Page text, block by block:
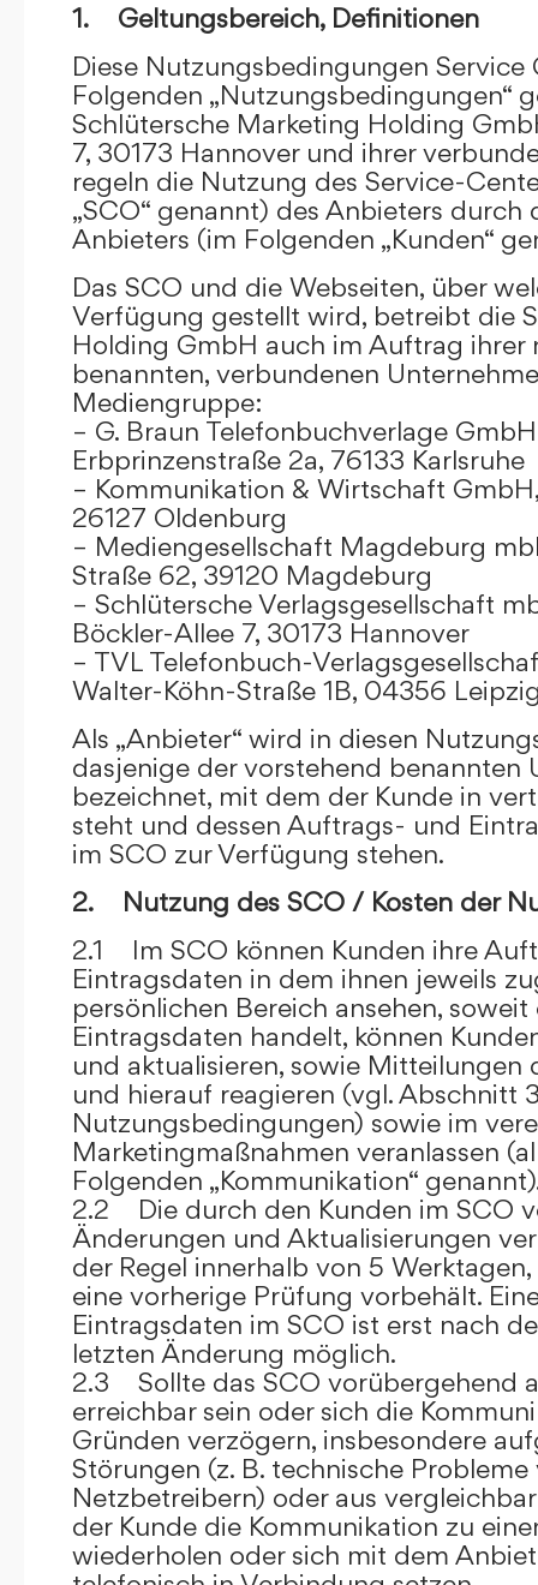
1. Geltungsbereich, Definitionen
Diese Nutzungsbedingungen Service
Folgenden „Nutzungsbedingungen“
Schlütersche Marketing Holding
7, 30173 Hannover und ihrer
regeln die Nutzung des Service-
„SCO“ genannt) des Anbieters durch
Anbieters (im Folgenden „Kunden“
Das SCO und die Webseiten, über
Verfügung gestellt wird, betreibt die
Holding GmbH auch im Auftrag ihrer
benannten, verbundenen
Mediengruppe:
– G. Braun Telefonbuchverlage GmbH
Erbprinzenstraße 2a, 76133 Karlsruhe
– Kommunikation & Wirtschaft
26127 Oldenburg
– Mediengesellschaft Magdeburg
Straße 62, 39120 Magdeburg
– Schlütersche Verlagsgesellschaft
Böckler-Allee 7, 30173 Hannover
– TVL Telefonbuch-
Walter-Köhn-Straße 1B, 04356
Als „Anbieter“ wird in diesen
dasjenige der vorstehend benannten
bezeichnet, mit dem der Kunde in
steht und dessen Auftrags- und
im SCO zur Verfügung stehen.
2. Nutzung des SCO / Kosten der
2.1 Im SCO können Kunden ihre
Eintragsdaten in dem ihnen jeweils
persönlichen Bereich ansehen,
Eintragsdaten handelt, können
und aktualisieren, sowie Mitteilungen
und hierauf reagieren (vgl. Abschnitt
Nutzungsbedingungen) sowie im
Marketingmaßnahmen veranlassen
Folgenden „Kommunikation“
2.2 Die durch den Kunden im SCO
Änderungen und Aktualisierungen
der Regel innerhalb von 5
eine vorherige Prüfung vorbehält.
Eintragsdaten im SCO ist erst nach
letzten Änderung möglich.
2.3 Sollte das SCO vorübergehend
erreichbar sein oder sich die
Gründen verzögern, insbesondere
Störungen (z. B. technische
Netzbetreibern) oder aus
der Kunde die Kommunikation zu
wiederholen oder sich mit dem